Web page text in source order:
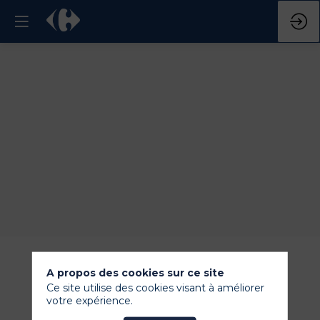
A propos des cookies sur ce site
Ce site utilise des cookies visant à améliorer
votre expérience.